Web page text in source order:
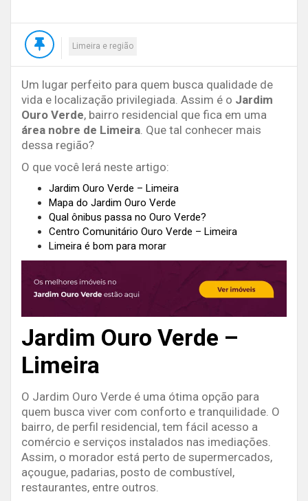
Limeira e região
Um lugar perfeito para quem busca qualidade de
vida e localização privilegiada. Assim é o Jardim
Ouro Verde, bairro residencial que fica em uma
área nobre de Limeira. Que tal conhecer mais
dessa região?
O que você lerá neste artigo:
Jardim Ouro Verde – Limeira
Mapa do Jardim Ouro Verde
Qual ônibus passa no Ouro Verde?
Centro Comunitário Ouro Verde – Limeira
Limeira é bom para morar
Jardim Ouro Verde –
Limeira
O Jardim Ouro Verde é uma ótima opção para
quem busca viver com conforto e tranquilidade. O
bairro, de perfil residencial, tem fácil acesso a
comércio e serviços instalados nas imediações.
Assim, o morador está perto de supermercados,
açougue, padarias, posto de combustível,
restaurantes, entre outros.